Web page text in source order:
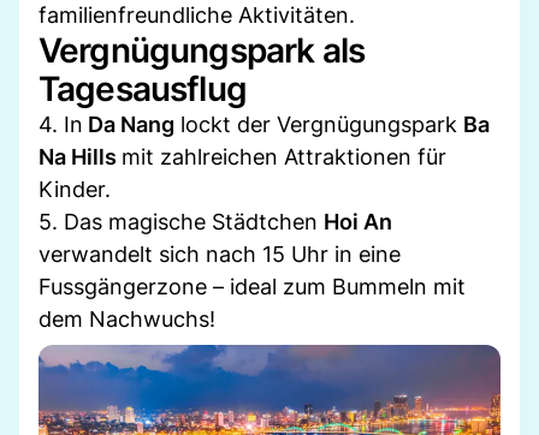
familienfreundliche Aktivitäten.
Vergnügungspark als
Tagesausflug
4. In Da Nang lockt der Vergnügungspark Ba
Na Hills mit zahlreichen Attraktionen für
Kinder.
5. Das magische Städtchen Hoi An
verwandelt sich nach 15 Uhr in eine
Fussgängerzone – ideal zum Bummeln mit
dem Nachwuchs!